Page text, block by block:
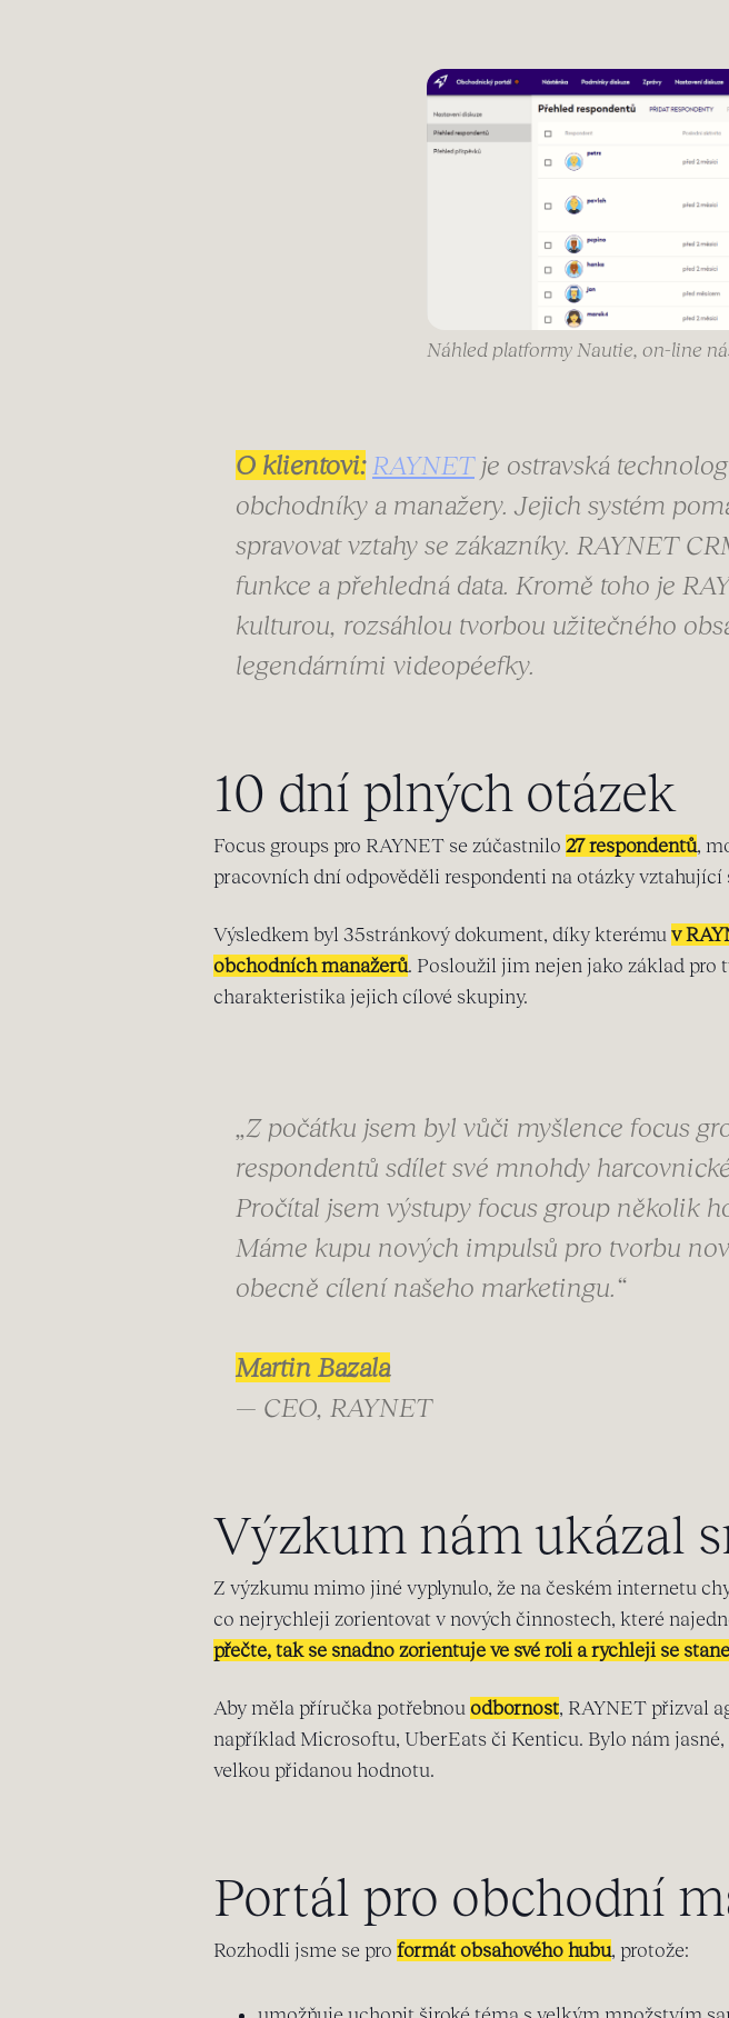
Náhled platformy Nautie, on-line
O klientovi: RAYNETje ostravská
obchodníky a manažery. Jejich systém
spravovat vztahy se zákazníky. RAYNET
funkce a přehledná data. Kromě toho je
kulturou, rozsáhlou tvorbou užitečného
legendárními videopéefky.
10 dní plných otázek
Focus groups pro RAYNET se zúčastnilo 27 respondentů,
pracovních dní odpověděli respondenti na otázky
Výsledkem byl 35stránkový dokument, díky kterému v
obchodních manažerů. Posloužil jim nejen jako základ pro
charakteristika jejich cílové skupiny.
„Z počátku jsem byl vůči myšlence focus
respondentů sdílet své mnohdy
Pročítal jsem výstupy focus group několik
Máme kupu nových impulsů pro tvorbu
obecně cílení našeho marketingu.“
Martin Bazala
— CEO, RAYNET
Výzkum nám ukázal
Z výzkumu mimo jiné vyplynulo, že na českém internetu
co nejrychleji zorientovat v nových činnostech, které
přečte, tak se snadno zorientuje ve své roli a rychleji se
Aby měla příručka potřebnou odbornost, RAYNET přizval
například Microsoftu, UberEats či Kenticu. Bylo nám jasné,
velkou přidanou hodnotu.
Portál pro obchodní
Rozhodli jsme se pro formát obsahového hubu, protože: